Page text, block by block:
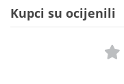
Kupci su ocijenili